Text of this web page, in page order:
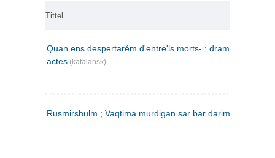
Tittel
Quan ens despertarém d'entre'ls morts- : drama en tres
actes (katalansk)
Rusmirshulm ; Vaqtima murdigan sar bar darim